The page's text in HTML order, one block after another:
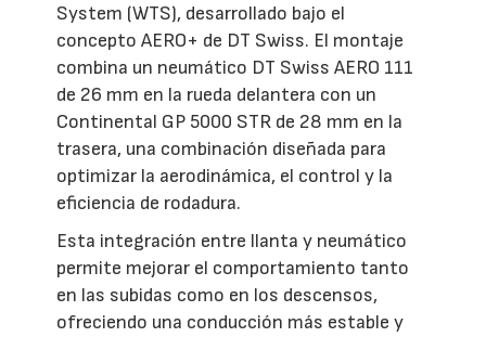
System (WTS), desarrollado bajo el
concepto AERO+ de DT Swiss. El montaje
combina un neumático DT Swiss AERO 111
de 26 mm en la rueda delantera con un
Continental GP 5000 STR de 28 mm en la
trasera, una combinación diseñada para
optimizar la aerodinámica, el control y la
eficiencia de rodadura.
Esta integración entre llanta y neumático
permite mejorar el comportamiento tanto
en las subidas como en los descensos,
ofreciendo una conducción más estable y